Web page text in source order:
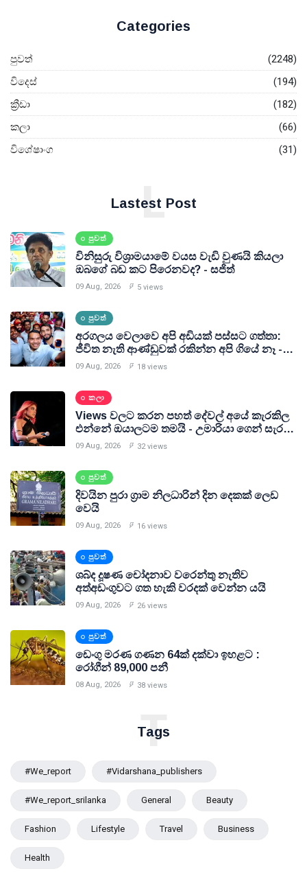
Categories
පුවත්
(2248)
විදෙස්
(194)
ක්‍රීඩා
(182)
කලා
(66)
විශේෂාංග
(31)
Lastest Post
L
පුවත්
විනිසුරු විශ්‍රාමයාමේ වයස වැඩි වුණයි කියලා
ඔබගේ බඩ කට පිරෙනවද? - සජිත්
09 Aug, 2026 5 views
පුවත්
අරගලය වෙලාවෙ අපි අඩියක් පස්සට ගත්තා:
ජීවිත නැති ආණ්ඩුවක් රකින්න අපි ගියේ නෑ -
නාමල් රාජපක්ෂ
09 Aug, 2026 18 views
කලා
Views වලට කරන පහත් දේවල් අයේ කැරකිල
එන්නේ ඔයාලටම තමයි - උමාරියා ගෙන් සැර
කතාවක්
09 Aug, 2026 32 views
පුවත්
දිවයින පුරා ග්‍රාම නිලධාරින් දින දෙකක් ලෙඩ
වෙයි
09 Aug, 2026 16 views
පුවත්
ශබ්ද දූෂණ චෝදනාව වරෙන්තු නැතිව
අත්අඩංගුවට ගත හැකි වරදක් වෙන්න යයි
09 Aug, 2026 26 views
පුවත්
ඩෙංගු මරණ ගණන 64ක් දක්වා ඉහළට :
රෝගීන් 89,000 පනී
08 Aug, 2026 38 views
Tags
T
#we_report #vidarshana_publishers
#we_report_srilanka General Beauty
Fashion Lifestyle Travel Business
Health